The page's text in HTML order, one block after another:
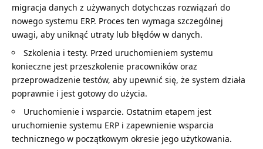
migracja danych z używanych dotychczas rozwiązań do
nowego systemu ERP. Proces ten wymaga szczególnej
uwagi, aby uniknąć utraty lub błędów w danych.
Szkolenia i testy. Przed uruchomieniem systemu
konieczne jest przeszkolenie pracowników oraz
przeprowadzenie testów, aby upewnić się, że system działa
poprawnie i jest gotowy do użycia.
Uruchomienie i wsparcie. Ostatnim etapem jest
uruchomienie systemu ERP i zapewnienie wsparcia
technicznego w początkowym okresie jego użytkowania.